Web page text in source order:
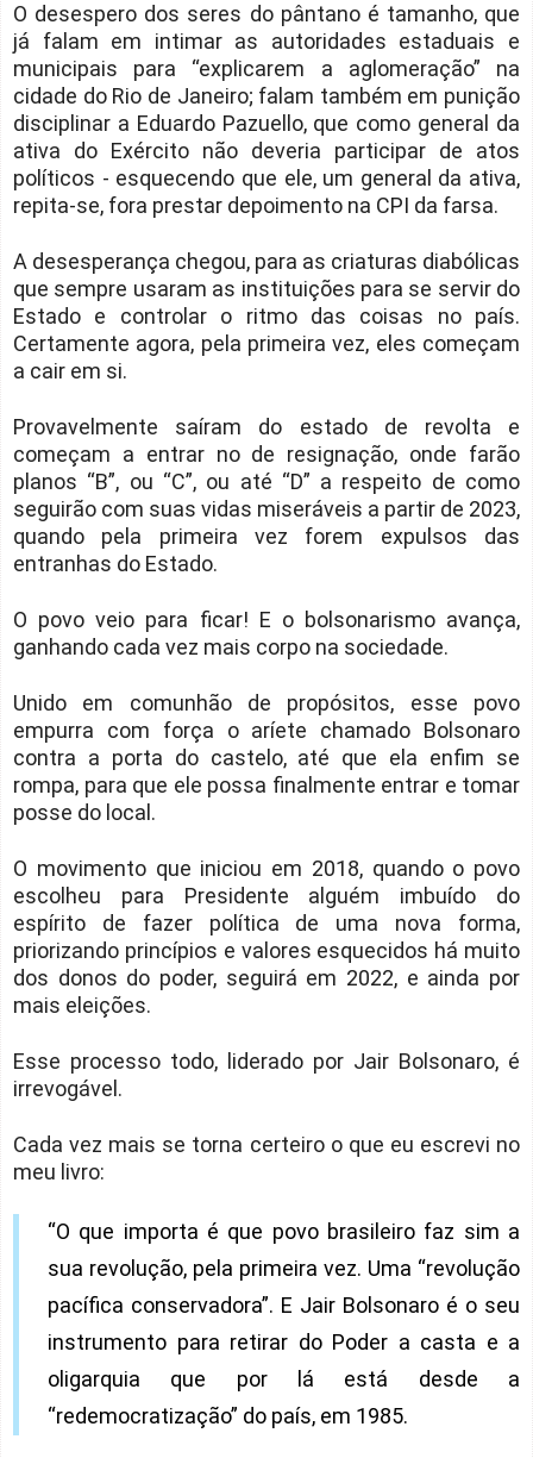
O desespero dos seres do pântano é tamanho, que
já falam em intimar as autoridades estaduais e
municipais para “explicarem a aglomeração” na
cidade do Rio de Janeiro; falam também em punição
disciplinar a Eduardo Pazuello, que como general da
ativa do Exército não deveria participar de atos
políticos - esquecendo que ele, um general da ativa,
repita-se, fora prestar depoimento na CPI da farsa.
A desesperança chegou, para as criaturas diabólicas
que sempre usaram as instituições para se servir do
Estado e controlar o ritmo das coisas no país.
Certamente agora, pela primeira vez, eles começam
a cair em si.
Provavelmente saíram do estado de revolta e
começam a entrar no de resignação, onde farão
planos “B”, ou “C”, ou até “D” a respeito de como
seguirão com suas vidas miseráveis a partir de 2023,
quando pela primeira vez forem expulsos das
entranhas do Estado.
O povo veio para ficar! E o bolsonarismo avança,
ganhando cada vez mais corpo na sociedade.
Unido em comunhão de propósitos, esse povo
empurra com força o aríete chamado Bolsonaro
contra a porta do castelo, até que ela enfim se
rompa, para que ele possa finalmente entrar e tomar
posse do local.
O movimento que iniciou em 2018, quando o povo
escolheu para Presidente alguém imbuído do
espírito de fazer política de uma nova forma,
priorizando princípios e valores esquecidos há muito
dos donos do poder, seguirá em 2022, e ainda por
mais eleições.
Esse processo todo, liderado por Jair Bolsonaro, é
irrevogável.
Cada vez mais se torna certeiro o que eu escrevi no
meu livro:
“O que importa é que povo brasileiro faz sim a
sua revolução, pela primeira vez. Uma “revolução
pacífica conservadora”. E Jair Bolsonaro é o seu
instrumento para retirar do Poder a casta e a
oligarquia que por lá está desde a
“redemocratização” do país, em 1985.